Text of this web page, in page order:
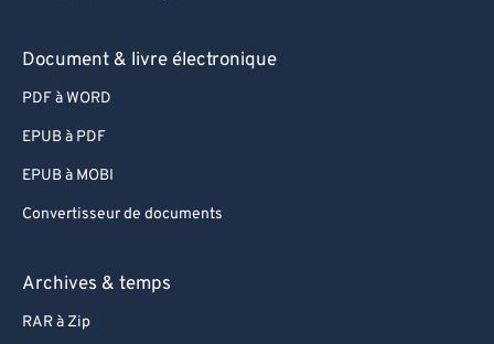
Document & livre électronique
PDF à WORD
EPUB à PDF
EPUB à MOBI
Convertisseur de documents
Archives & temps
RAR à Zip